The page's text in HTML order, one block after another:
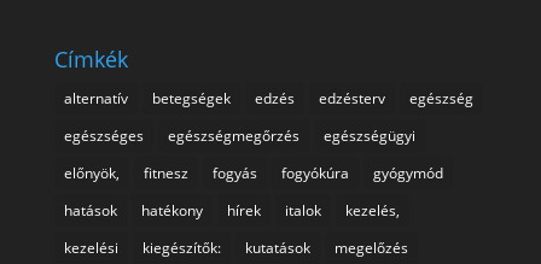
Címkék
alternatív betegségek edzés edzésterv
egészség
egészséges
egészségmegőrzés
egészségügyi
előnyök,
fitnesz fogyás fogyókúra
gyógymód
hatások
hatékony hírek italok
kezelés,
kezelési
kiegészítők: kutatások
megelőzés